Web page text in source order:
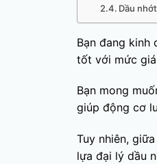
Dầu
Bạn đang kinh
tốt với mức
Bạn mong
giúp động cơ
Tuy nhiên,
lựa đại lý dầu